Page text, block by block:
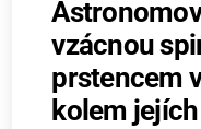
vzácnou
prstencem
kolem